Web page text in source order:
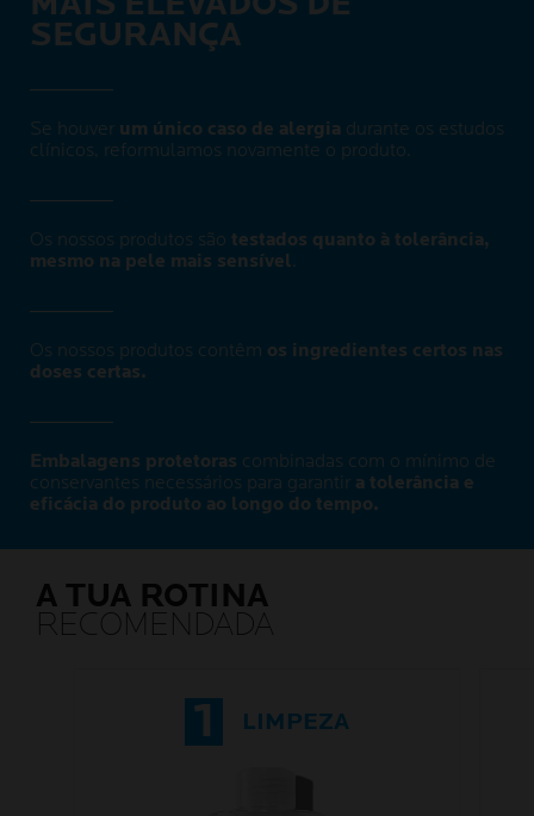
SEGURANÇA
Se houver um único caso de alergia durante os estudos
clínicos, reformulamos novamente o produto.
Os nossos produtos são testados quanto à tolerância,
mesmo na pele mais sensível
Os nossos produtos contêm os ingredientes certos nas
doses certas.
Embalagens protetoras combinadas com o mínimo de
conservantes necessários para garantir a tolerância e
eficácia do produto ao longo do tempo.
A TUA ROTINA
RECOMENDADA
1 LIMPEZA